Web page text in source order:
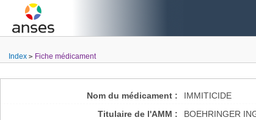
Index Fiche médicament
Nom du médicament :
IMMITICIDE
Titulaire de l'AMM :
BOEHRINGER